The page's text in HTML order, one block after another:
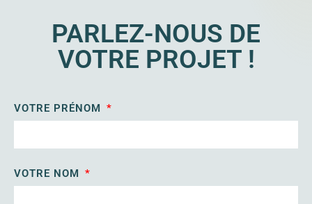
PARLEZ-NOUS DE
VOTRE PROJET !
VOTRE PRÉNOM
VOTRE NOM